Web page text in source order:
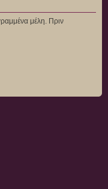
μέλη. Πριν